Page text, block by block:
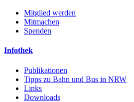
Mitglied werden
Mitmachen
Spenden
Infothek
Publikationen
Tipps zu Bahn und Bus in NRW
Links
Downloads